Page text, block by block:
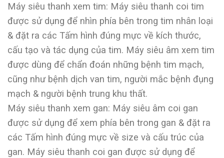
Máy siêu thanh xem tim: Máy siêu thanh coi tim
được sử dụng để nhìn phía bên trong tim nhân loại
& đặt ra các Tấm hình đúng mực về kích thước,
cấu tạo và tác dụng của tim. Máy siêu âm xem tim
được dùng để chẩn đoán những bệnh tim mạch,
cũng như bệnh dịch van tim, người mắc bệnh đụng
mạch & người bệnh trung khu thất.
Máy siêu thanh xem gan: Máy siêu âm coi gan
được sử dụng để xem phía bên trong gan & đặt ra
các Tấm hình đúng mực về size và cấu trúc của
gan. Máy siêu thanh coi gan được sử dụng để